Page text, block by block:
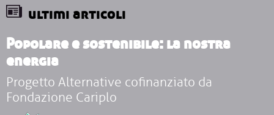
ultimi articoli
Popolare e sostenibile: la nostra
energia
Progetto Alternative cofinanziato da
Fondazione Cariplo